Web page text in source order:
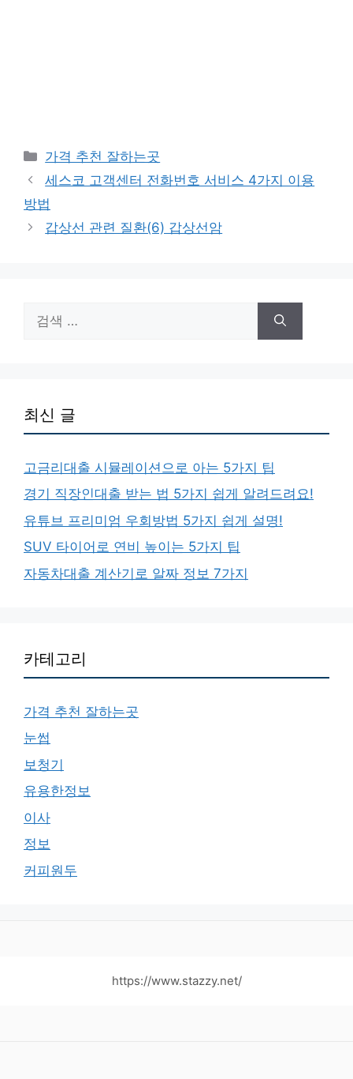
카
테
고
리
가격 추천 잘하는곳
세스코 고객센터 전화번호 서비스 4가지 이용
방법
갑상선 관련 질환(6) 갑상선암
색:
최신 글
고금리대출 시뮬레이션으로 아는 5가지 팁
경기 직장인대출 받는 법 5가지 쉽게 알려드려요!
유튜브 프리미엄 우회방법 5가지 쉽게 설명!
SUV 타이어로 연비 높이는 5가지 팁
자동차대출 계산기로 알짜 정보 7가지
카테고리
가격 추천 잘하는곳
눈썹
보청기
유용한정보
이사
정보
커피원두
https://www.stazzy.net/